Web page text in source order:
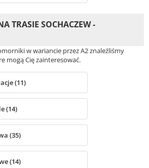
TRASIE SOCHACZEW -
w wariancie przez A2 znaleźliśmy
mogą Cię zainteresować.
(11)
(14)
(35)
(14)